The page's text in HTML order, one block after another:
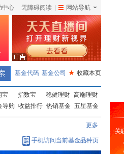
中心 无障碍阅读 网站导航
基金代码 基金公司 ★ 收藏本页
宝 指数宝 稳健理财 高端理财
导购 收益排行 热销基金 五星基金
更多
手机访问当前基金品种页